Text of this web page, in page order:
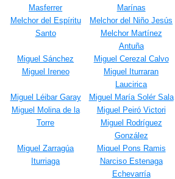
Masferrer
Marínas
Melchor del Espíritu
Santo
Melchor del Niño Jesús
Melchor Martínez
Antuña
Miguel Sánchez
Miguel Cerezal Calvo
Miguel Ireneo
Miguel Iturraran
Laucirica
Miguel Léibar Garay
Miguel María Solér Sala
Miguel Molina de la
Torre
Miguel Peiró Victori
Miguel Rodríguez
González
Miguel Zarragúa
Iturriaga
Miquel Pons Ramis
Narciso Estenaga
Echevarría